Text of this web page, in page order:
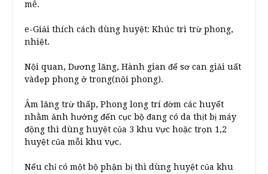
mê.
e-Giải thích cách dùng huyệt: Khúc trì trừ phong,
nhiệt.
Nội quan, Dương lăng, Hành gian để sơ can giải uất
vàdẹp phong ở trong(nội phong).
Âm lăng trừ thấp, Phong long trí đờm các huyết
nhằm ảnh hưởng đến cục bộ đang có da thịt bị máy
động thì dùng huyệt của 3 khu vực hoặc trọn 1,2
huyệt của mỗi khu vực.
Nếu chỉ có một bộ phận bị thì dùng huyệt của khu